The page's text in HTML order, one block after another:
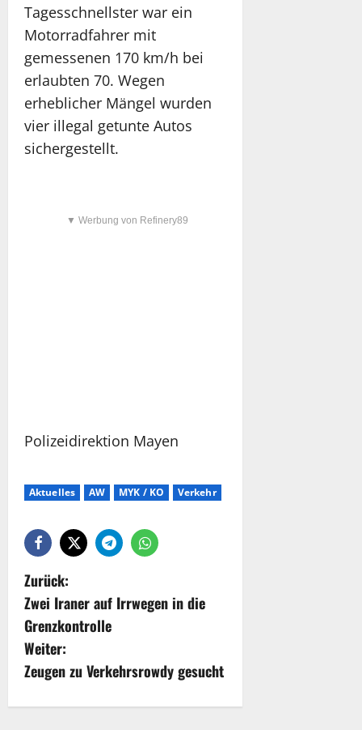
Tagesschnellster war ein
Motorradfahrer mit
gemessenen 170 km/h bei
erlaubten 70. Wegen
erheblicher Mängel wurden
vier illegal getunte Autos
sichergestellt.
▼ Werbung von Refinery89
Polizeidirektion Mayen
Aktuelles AW MYK / KO Verkehr
Zurück:
Zwei Iraner auf Irrwegen in die
Grenzkontrolle
Weiter:
Zeugen zu Verkehrsrowdy gesucht